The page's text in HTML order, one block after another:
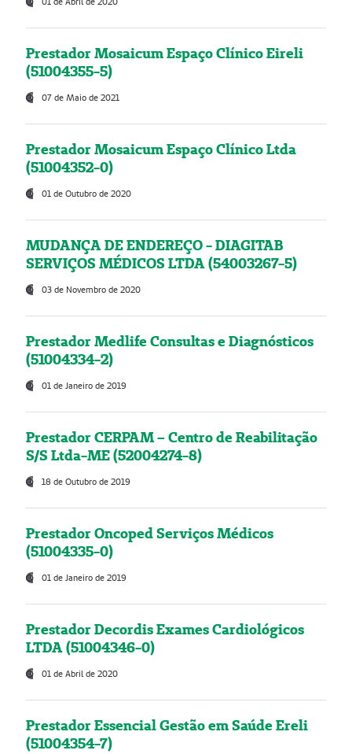
Prestador Mosaicum Espaço Clínico Eireli
(51004355-5)
07 de Maio de 2021
Prestador Mosaicum Espaço Clínico Ltda
(51004352-0)
01 de Outubro de 2020
MUDANÇA DE ENDEREÇO - DIAGITAB
SERVIÇOS MÉDICOS LTDA (54003267-5)
03 de Novembro de 2020
Prestador Medlife Consultas e Diagnósticos
(51004334-2)
01 de Janeiro de 2019
Prestador CERPAM – Centro de Reabilitação
S/S Ltda-ME (52004274-8)
18 de Outubro de 2019
Prestador Oncoped Serviços Médicos
(51004335-0)
01 de Janeiro de 2019
Prestador Decordis Exames Cardiológicos
LTDA (51004346-0)
01 de Abril de 2020
Prestador Essencial Gestão em Saúde Ereli
(51004354-7)